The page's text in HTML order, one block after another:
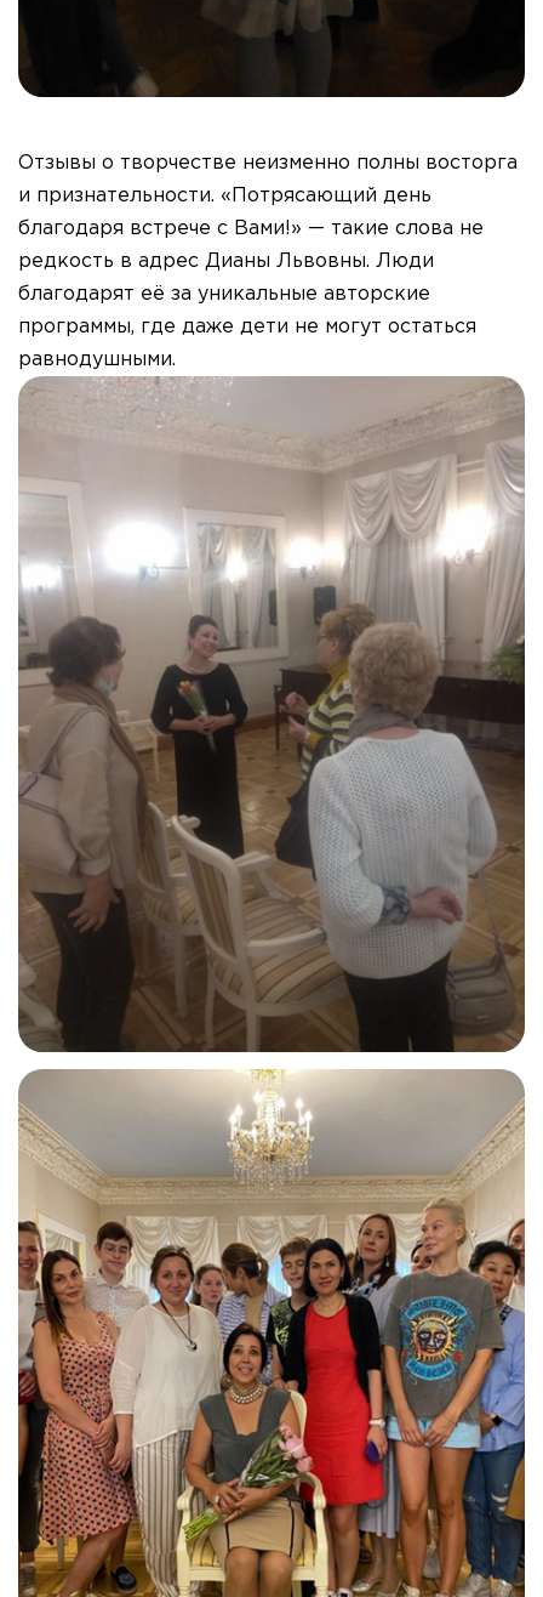
Отзывы о творчестве неизменно полны восторга
и признательности. «Потрясающий день
благодаря встрече с Вами!» — такие слова не
редкость в адрес Дианы Львовны. Люди
благодарят её за уникальные авторские
программы, где даже дети не могут остаться
равнодушными.